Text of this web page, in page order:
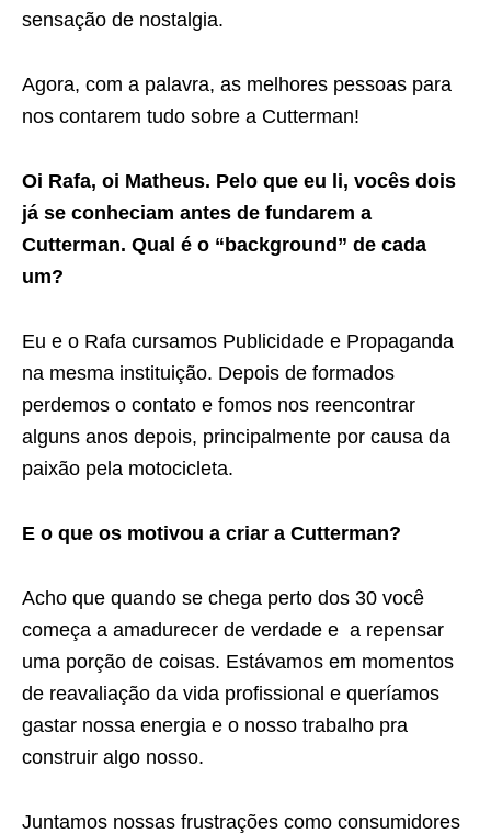
sensação de nostalgia.
Agora, com a palavra, as melhores pessoas para
nos contarem tudo sobre a Cutterman!
Oi Rafa, oi Matheus. Pelo que eu li, vocês dois
já se conheciam antes de fundarem a
Cutterman. Qual é o “background” de cada
um?
Eu e o Rafa cursamos Publicidade e Propaganda
na mesma instituição. Depois de formados
perdemos o contato e fomos nos reencontrar
alguns anos depois, principalmente por causa da
paixão pela motocicleta.
E o que os motivou a criar a Cutterman?
Acho que quando se chega perto dos 30 você
começa a amadurecer de verdade e a repensar
uma porção de coisas. Estávamos em momentos
de reavaliação da vida profissional e queríamos
gastar nossa energia e o nosso trabalho pra
construir algo nosso.
Juntamos nossas frustrações como consumidores